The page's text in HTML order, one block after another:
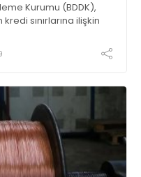
Kurumu (BDDK),
sınırlarına ilişkin